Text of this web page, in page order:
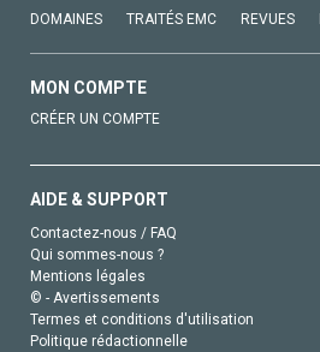
DOMAINES TRAITÉS EMC REVUES
MON COMPTE
CRÉER UN COMPTE
AIDE & SUPPORT
Contactez-nous / FAQ
Qui sommes-nous ?
Mentions légales
© - Avertissements
Termes et conditions d'utilisation
Politique rédactionnelle